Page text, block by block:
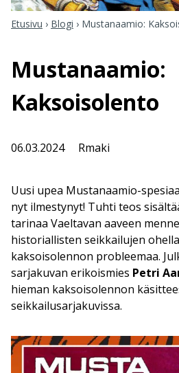
Etusivu › Blogi › Mustanaamio:
Mustanaamio:
Kaksoisolento
06.03.2024 Rmaki
Uusi upea Mustanaamio-
nyt ilmestynyt! Tuhti teos
tarinaa Vaeltavan aaveen
historiallisten seikkailujen
kaksoisolennon probleemaa.
sarjakuvan erikoismies Petri
hieman kaksoisolennon
seikkailusarjakuvissa.